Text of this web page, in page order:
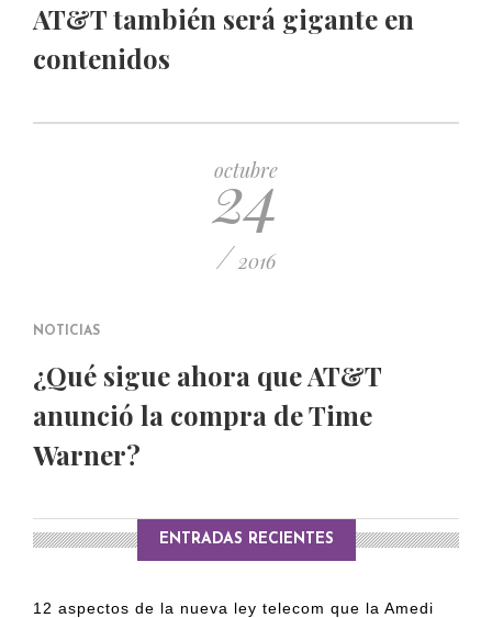
AT&T también será gigante en
contenidos
octubre
24
/ 2016
NOTICIAS
¿Qué sigue ahora que AT&T
anunció la compra de Time
Warner?
ENTRADAS RECIENTES
12 aspectos de la nueva ley telecom que la Amedi